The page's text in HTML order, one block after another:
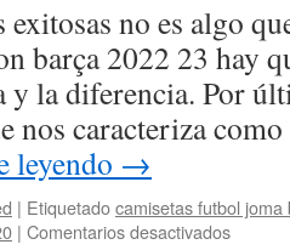
exitosas no es algo
barça 2022 23 hay
y la diferencia. Por
nos caracteriza
leyendo →
| Etiquetadocamisetas futbol joma
| Comentarios desactivadosen